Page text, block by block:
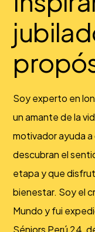
Soy experto en
un amante de la
motivador ayuda
descubran el
etapa y que
bienestar. Soy el
Mundo y fui
Séniors Perú 24,